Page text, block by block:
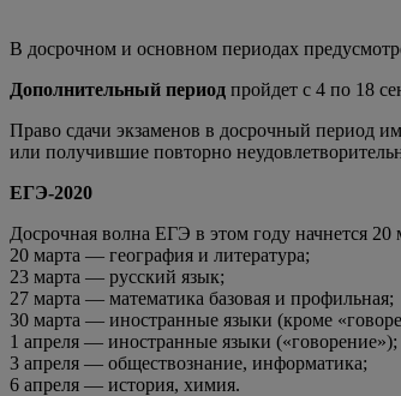
В досрочном и основном периодах
Дополнительный период пройдет с 4 по 18
Право сдачи экзаменов в досрочный период
или получившие повторно
ЕГЭ-2020
Досрочная волна ЕГЭ в этом году начнется 20
20 марта — география и литература;
23 марта — русский язык;
27 марта — математика базовая и профильная;
30 марта — иностранные языки (кроме
1 апреля — иностранные языки («говорение»);
3 апреля — обществознание, информатика;
6 апреля — история, химия.